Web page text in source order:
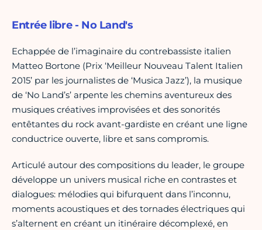
Entrée libre - No Land's
Echappée de l’imaginaire du contrebassiste italien
Matteo Bortone (Prix ‘Meilleur Nouveau Talent Italien
2015’ par les journalistes de ‘Musica Jazz’), la musique
de ‘No Land’s’ arpente les chemins aventureux des
musiques créatives improvisées et des sonorités
entêtantes du rock avant-gardiste en créant une ligne
conductrice ouverte, libre et sans compromis.
Articulé autour des compositions du leader, le groupe
développe un univers musical riche en contrastes et
dialogues: mélodies qui bifurquent dans l’inconnu,
moments acoustiques et des tornades électriques qui
s’alternent en créant un itinéraire décomplexé, en